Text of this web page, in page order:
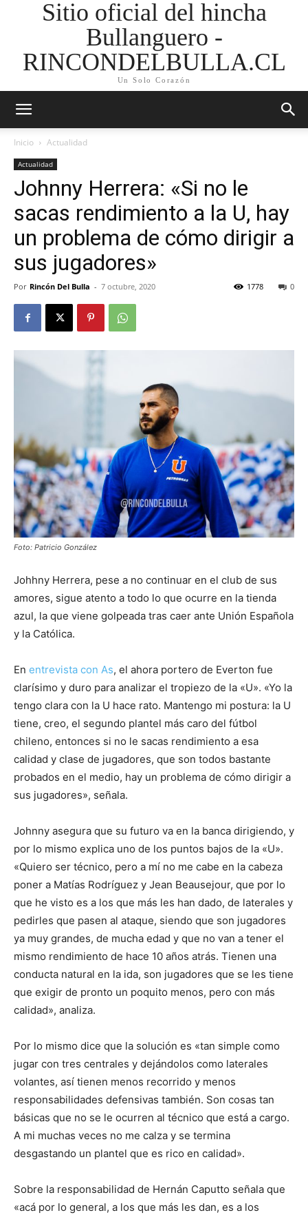
Sitio oficial del hincha
Bullanguero -
RINCONDELBULLA.CL
Un Solo Corazón
Inicio Actualidad
Actualidad
Johnny Herrera: «Si no le
sacas rendimiento a la U, hay
un problema de cómo dirigir a
sus jugadores»
Por Rincón Del Bulla - 7 octubre, 2020 0
1778
Foto: Patricio González
Johhny Herrera, pese a no continuar en el club de sus
amores, sigue atento a todo lo que ocurre en la tienda
azul, la que viene golpeada tras caer ante Unión Española
y la Católica.
En entrevista con As, el ahora portero de Everton fue
clarísimo y duro para analizar el tropiezo de la «U». «Yo la
tengo clara con la U hace rato. Mantengo mi postura: la U
tiene, creo, el segundo plantel más caro del fútbol
chileno, entonces si no le sacas rendimiento a esa
calidad y clase de jugadores, que son todos bastante
probados en el medio, hay un problema de cómo dirigir a
sus jugadores», señala.
Johnny asegura que su futuro va en la banca dirigiendo, y
por lo mismo explica uno de los puntos bajos de la «U».
«Quiero ser técnico, pero a mí no me cabe en la cabeza
poner a Matías Rodríguez y Jean Beausejour, que por lo
que he visto es a los que más les han dado, de laterales y
pedirles que pasen al ataque, siendo que son jugadores
ya muy grandes, de mucha edad y que no van a tener el
mismo rendimiento de hace 10 años atrás. Tienen una
conducta natural en la ida, son jugadores que se les tiene
que exigir de pronto un poquito menos, pero con más
calidad», analiza.
Por lo mismo dice que la solución es «tan simple como
jugar con tres centrales y dejándolos como laterales
volantes, así tienen menos recorrido y menos
responsabilidades defensivas también. Son cosas tan
básicas que no se le ocurren al técnico que está a cargo.
A mi muchas veces no me calza y se termina
desgastando un plantel que es rico en calidad».
Sobre la responsabilidad de Hernán Caputto señala que
«acá por lo general, a los que más les dan, es a los